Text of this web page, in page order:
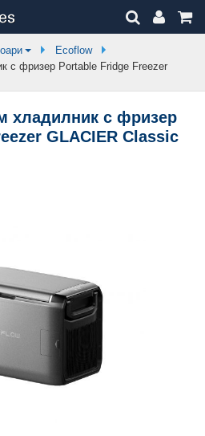
Ecoflow
с фризер Portable Fridge Freezer
хладилник с фризер
GLACIER Classic